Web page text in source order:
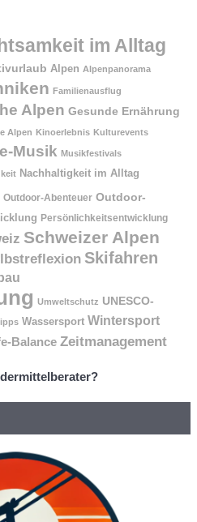
im Alltag
Alpen Alpenpanorama
Familienausflug
Alpen Gesunde Ernährung
Alpen Kinoerlebnis Kulturevents
Musik Musikfestivals
Nachhaltigkeit im Alltag
Outdoor-Abenteuer Outdoor-
Persönlichkeitsentwicklung
Schweizer Alpen
Skifahren
Umweltschutz UNESCO-
Wassersport Wintersport
Balance Zeitmanagement